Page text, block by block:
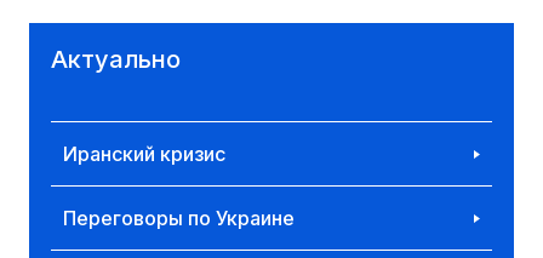
Актуально
Иранский кризис
Переговоры по Украине